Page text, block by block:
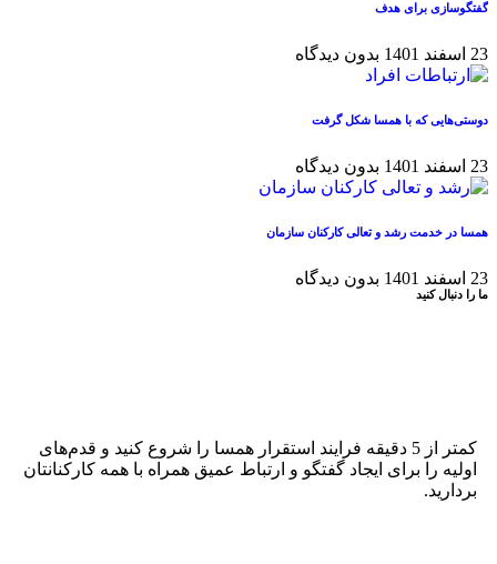
گفتگوسازی برای هدف
23 اسفند 1401 بدون دیدگاه
دوستی‌هایی که با همسا شکل گرفت
23 اسفند 1401 بدون دیدگاه
همسا در خدمت رشد و تعالی کارکنان سازمان
23 اسفند 1401 بدون دیدگاه
ما را دنبال کنید
کمتر از 5 دقیقه فرایند استقرار همسا را شروع کنید و قدم‌های
اولیه را برای ایجاد گفتگو و ارتباط عمیق همراه با همه کارکنانتان
بردارید.